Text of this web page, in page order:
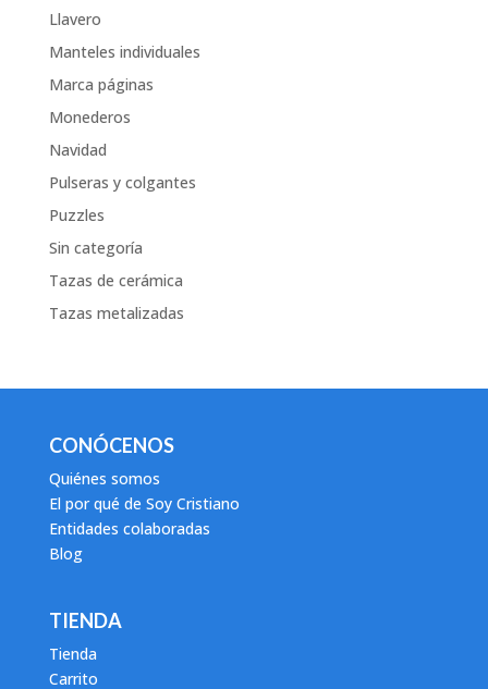
Llavero
Manteles individuales
Marca páginas
Monederos
Navidad
Pulseras y colgantes
Puzzles
Sin categoría
Tazas de cerámica
Tazas metalizadas
CONÓCENOS
Quiénes somos
El por qué de Soy Cristiano
Entidades colaboradas
Blog
TIENDA
Tienda
Carrito